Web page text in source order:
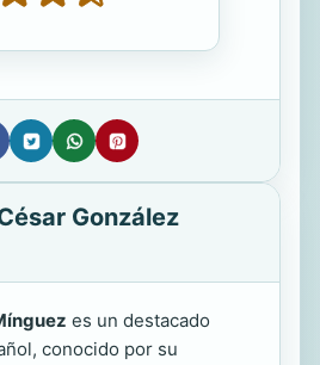
González
es un destacado
conocido por su